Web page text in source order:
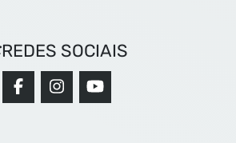
REDES SOCIAIS